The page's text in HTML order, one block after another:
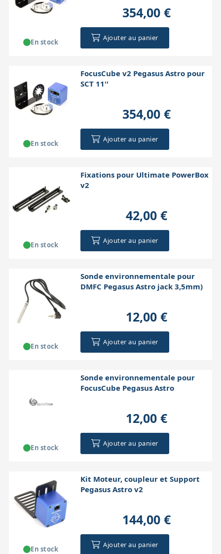
354,00 €
Ajouter au panier
En stock
FocusCube v2 Pegasus Astro pour
SCT 11''
354,00 €
Ajouter au panier
En stock
Fixations pour Ultimate PowerBox
v2
42,00 €
Ajouter au panier
En stock
Sonde environnementale pour
DMFC Pegasus Astro jack 3,5mm)
12,00 €
Ajouter au panier
En stock
Sonde environnementale pour
FocusCube Pegasus Astro
12,00 €
Ajouter au panier
En stock
Kit Moteur, coupleur et Support
Pegasus Astro v2
144,00 €
Ajouter au panier
En stock